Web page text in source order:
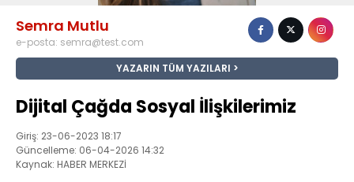
Semra Mutlu
e-posta: semra@test.com
YAZARIN TÜM YAZILARI
Dijital Çağda Sosyal İlişkilerimiz
Giriş: 23-06-2023 18:17
Güncelleme: 06-04-2026 14:32
Kaynak: HABER MERKEZİ